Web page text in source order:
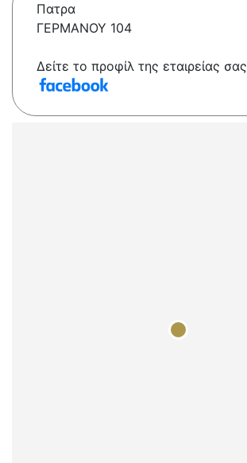
Πατρα
ΓΕΡΜΑΝΟΥ 104
Δείτε το προφίλ της εταιρείας σας